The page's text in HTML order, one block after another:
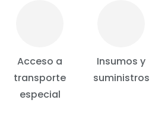
Acceso a
transporte
especial
Insumos y
suministros